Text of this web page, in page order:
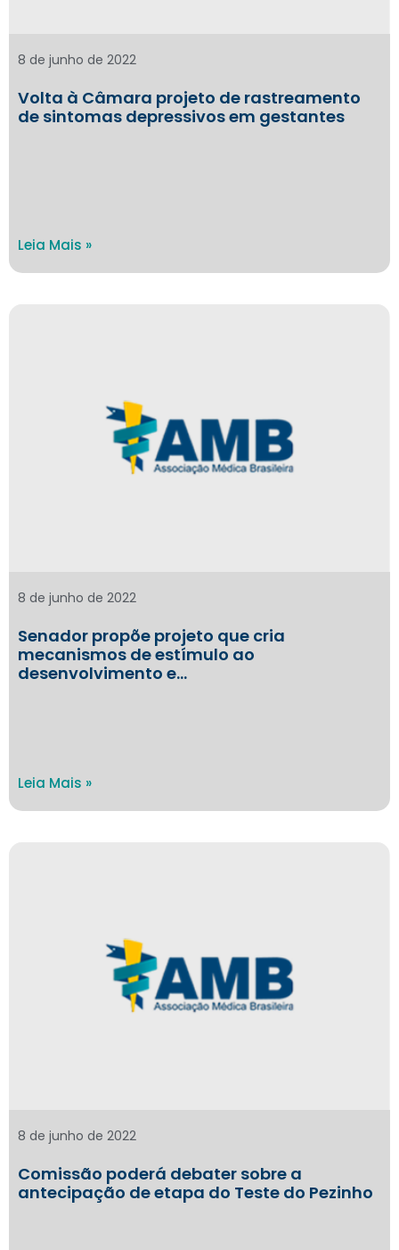
Volta à Câmara projeto de rastreamento
de sintomas depressivos em gestantes
8 de junho de 2022
Leia Mais »
Senador propõe projeto que cria
mecanismos de estímulo ao
desenvolvimento e…
8 de junho de 2022
Leia Mais »
Comissão poderá debater sobre a
antecipação de etapa do Teste do Pezinho
8 de junho de 2022